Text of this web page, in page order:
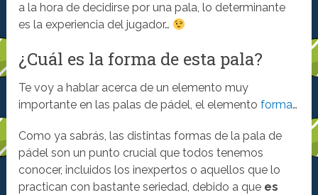
a la hora de decidirse por una pala, lo determinante
es la experiencia del jugador…
¿Cuál es la forma de esta pala?
Te voy a hablar acerca de un elemento muy
importante en las palas de pádel, el elementoforma…
Como ya sabrás, las distintas formas de la pala de
pádel son un punto crucial que todos tenemos
conocer, incluidos los inexpertos o aquellos que lo
practican con bastante seriedad, debido a que es